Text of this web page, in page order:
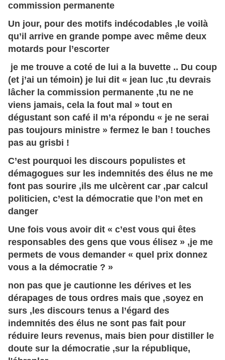
commission permanente
Un jour, pour des motifs indécodables ,le voilà
qu’il arrive en grande pompe avec même deux
motards pour l’escorter
je me trouve a coté de lui a la buvette .. Du coup
(et j’ai un témoin) je lui dit « jean luc ,tu devrais
lâcher la commission permanente ,tu ne ne
viens jamais, cela la fout mal » tout en
dégustant son café il m’a répondu « je ne serai
pas toujours ministre » fermez le ban ! touches
pas au grisbi !
C’est pourquoi les discours populistes et
démagogues sur les indemnités des élus ne me
font pas sourire ,ils me ulcèrent car ,par calcul
politicien, c’est la démocratie que l’on met en
danger
Une fois vous avoir dit « c’est vous qui êtes
responsables des gens que vous élisez » ,je me
permets de vous demander « quel prix donnez
vous a la démocratie ? »
non pas que je cautionne les dérives et les
dérapages de tous ordres mais que ,soyez en
surs ,les discours tenus a l’égard des
indemnités des élus ne sont pas fait pour
réduire leurs revenus, mais bien pour distiller le
doute sur la démocratie ,sur la république,